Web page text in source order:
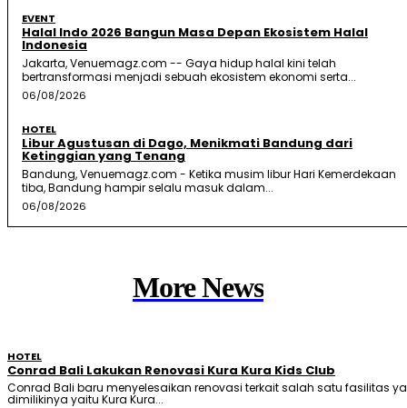
EVENT
Halal Indo 2026 Bangun Masa Depan Ekosistem Halal
Indonesia
Jakarta, Venuemagz.com -- Gaya hidup halal kini telah
bertransformasi menjadi sebuah ekosistem ekonomi serta...
06/08/2026
HOTEL
Libur Agustusan di Dago, Menikmati Bandung dari
Ketinggian yang Tenang
Bandung, Venuemagz.com - Ketika musim libur Hari Kemerdekaan
tiba, Bandung hampir selalu masuk dalam...
06/08/2026
More News
HOTEL
Conrad Bali Lakukan Renovasi Kura Kura Kids Club
Conrad Bali baru menyelesaikan renovasi terkait salah satu fasilitas
dimilikinya yaitu Kura Kura...